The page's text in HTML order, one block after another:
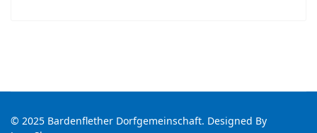
© 2025 Bardenflether Dorfgemeinschaft. Designed By